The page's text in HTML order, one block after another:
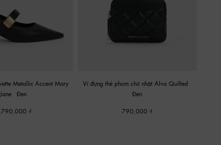
Metallic-Accent Mary
Jane
-Đen
Ví đựng thẻ phom chữ nhật Alva Quilted
Đen
790,000